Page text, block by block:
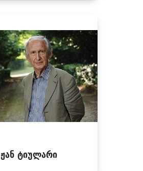
ჟან ტიულარი